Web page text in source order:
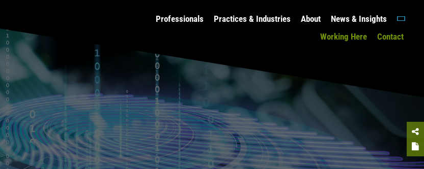
Professionals Practices & Industries About
News & Insights
Working Here
Contact